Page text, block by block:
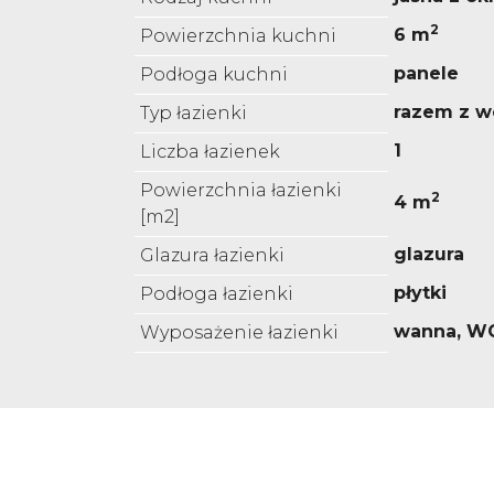
Powierzchnia kuchni
6 m2
Podłoga kuchni
panele
Typ łazienki
razem z
Liczba łazienek
1
Powierzchnia łazienki
[m2]
4 m2
Glazura łazienki
glazura
Podłoga łazienki
płytki
Wyposażenie łazienki
wanna,